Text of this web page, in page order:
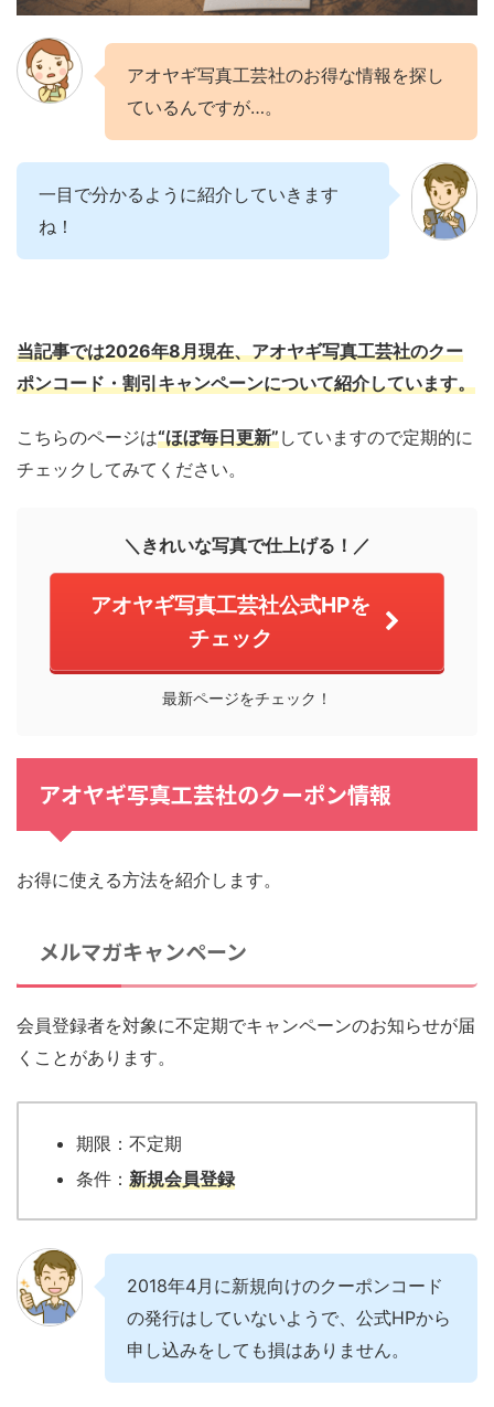
アオヤギ写真工芸社のお得な情報を探し
ているんですが…。
一目で分かるように紹介していきます
ね！
当記事では2026年8月現在、アオヤギ写真工芸社のクー
ポンコード・割引キャンペーンについて紹介しています。
こちらのページは“ほぼ毎日更新”していますので定期的に
チェックしてみてください。
＼きれいな写真で仕上げる！／
アオヤギ写真工芸社公式HPを
チェック
最新ページをチェック！
アオヤギ写真工芸社のクーポン情報
お得に使える方法を紹介します。
メルマガキャンペーン
会員登録者を対象に不定期でキャンペーンのお知らせが届
くことがあります。
期限：不定期
条件： 新規会員登録
2018年4月に新規向けのクーポンコード
の発行はしていないようで、公式HPから
申し込みをしても損はありません。